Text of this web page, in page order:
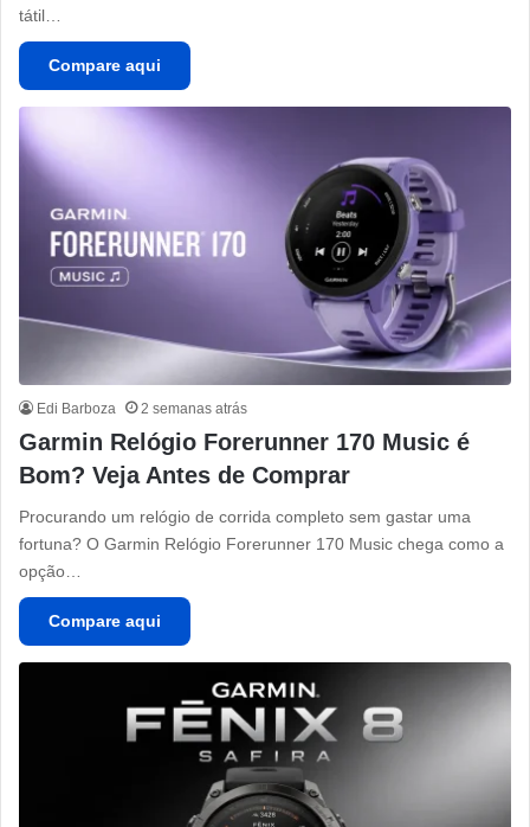
tátil…
Compare aqui
Edi Barboza 2 semanas atrás
Garmin Relógio Forerunner 170 Music é
Bom? Veja Antes de Comprar
Procurando um relógio de corrida completo sem gastar uma
fortuna? O Garmin Relógio Forerunner 170 Music chega como a
opção…
Compare aqui